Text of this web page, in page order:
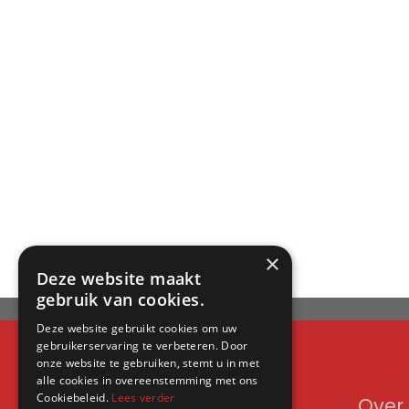
×
Deze website maakt
gebruik van cookies.
Deze website gebruikt cookies om uw
gebruikerservaring te verbeteren. Door
onze website te gebruiken, stemt u in met
alle cookies in overeenstemming met ons
Cookiebeleid. Lees verder